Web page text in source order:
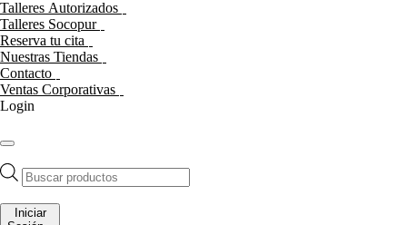
Talleres Autorizados
Talleres Socopur
Reserva tu cita
Nuestras Tiendas
Contacto
Ventas Corporativas
Login
Búsqueda
de
productos
Iniciar